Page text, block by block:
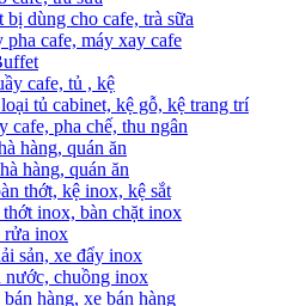
bị dùng cho cafe, trà sữa
pha cafe, máy xay cafe
cafe, tủ , kệ
tủ cabinet, kệ gỗ, kệ trang trí
cafe, pha chế, thu ngân
hàng, quán ăn
hàng, quán ăn
thớt, kệ inox, kệ sắt
inox, bàn chặt inox
rửa inox
sản, xe đẩy inox
nước, chuồng inox
hàng, xe bán hàng